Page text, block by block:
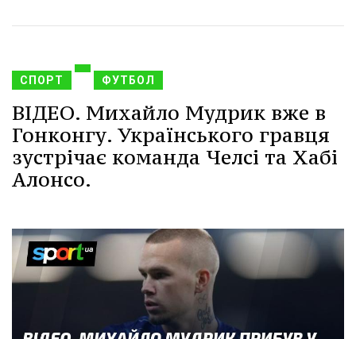
СПОРТ ФУТБОЛ
ВІДЕО. Михайло Мудрик вже в
Гонконгу. Українського гравця
зустрічає команда Челсі та Хабі
Алонсо.